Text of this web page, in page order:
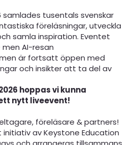
samlades tusentals svenskar
föreläsningar, utveckla
samla inspiration. Eventet
AI-resan
är fortsatt öppen med
och insikter att ta del av
hoppas vi kunna
nytt liveevent!
föreläsare & partners!
initiativ av Keystone Education